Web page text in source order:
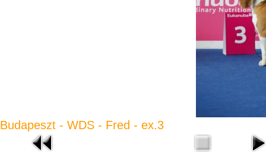
Budapeszt - WDS - Fred - ex.3